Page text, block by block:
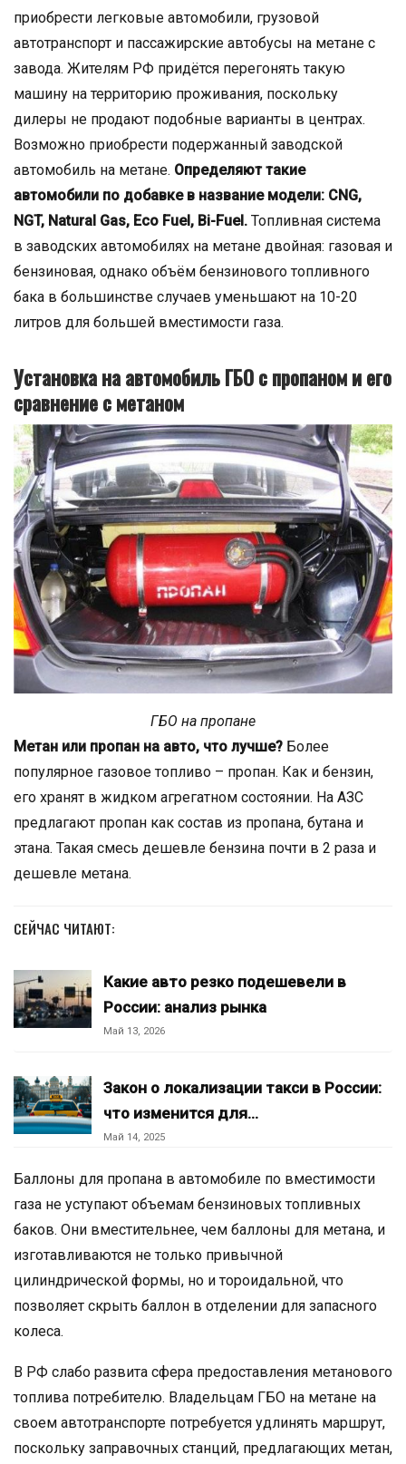
приобрести легковые автомобили, грузовой
автотранспорт и пассажирские автобусы на метане с
завода. Жителям РФ придётся перегонять такую
машину на территорию проживания, поскольку
дилеры не продают подобные варианты в центрах.
Возможно приобрести подержанный заводской
автомобиль на метане. Определяют такие
автомобили по добавке в название модели: CNG,
NGT, Natural Gas, Eco Fuel, Bi-Fuel. Топливная система
в заводских автомобилях на метане двойная: газовая и
бензиновая, однако объём бензинового топливного
бака в большинстве случаев уменьшают на 10-20
литров для большей вместимости газа.
Установка на автомобиль ГБО с пропаном и его
сравнение с метаном
ГБО на пропане
Метан или пропан на авто, что лучше? Более
популярное газовое топливо – пропан. Как и бензин,
его хранят в жидком агрегатном состоянии. На АЗС
предлагают пропан как состав из пропана, бутана и
этана. Такая смесь дешевле бензина почти в 2 раза и
дешевле метана.
СЕЙЧАС ЧИТАЮТ:
Какие авто резко подешевели в
России: анализ рынка
Май 13, 2026
Закон о локализации такси в России:
что изменится для…
Май 14, 2025
Баллоны для пропана в автомобиле по вместимости
газа не уступают объемам бензиновых топливных
баков. Они вместительнее, чем баллоны для метана, и
изготавливаются не только привычной
цилиндрической формы, но и тороидальной, что
позволяет скрыть баллон в отделении для запасного
колеса.
В РФ слабо развита сфера предоставления метанового
топлива потребителю. Владельцам ГБО на метане на
своем автотранспорте потребуется удлинять маршрут,
поскольку заправочных станций, предлагающих метан,